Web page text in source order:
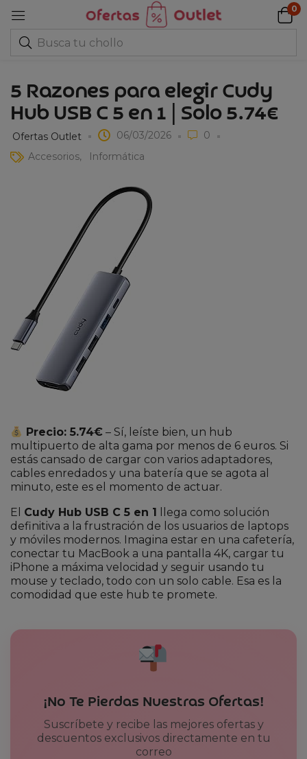
0
5 Razones para elegir Cudy
Hub USB C 5 en 1 | Solo 5.74€
Ofertas Outlet 06/03/2026
0
Accesorios
Informática
Precio: 5.74€ – Sí, leíste bien, un hub
multipuerto de alta gama por menos de 6 euros. Si
estás cansado de cargar con varios adaptadores,
cables enredados y una batería que se agota al
minuto, este es el momento de actuar.
El Cudy Hub USB C 5 en 1 llega como solución
definitiva a la frustración de los usuarios de laptops
y móviles modernos. Imagina estar en una cafetería,
conectar tu MacBook a una pantalla 4K, cargar tu
iPhone a máxima velocidad y seguir usando tu
mouse y teclado, todo con un solo cable. Esa es la
comodidad que este hub te promete.
¡No Te Pierdas Nuestras Ofertas!
Suscríbete y recibe las mejores ofertas y
descuentos exclusivos directamente en tu
correo